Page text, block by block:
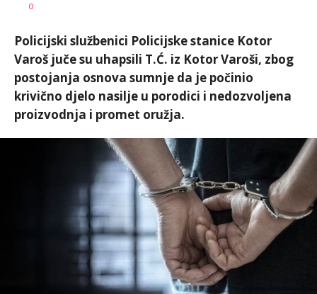
AUTOR
0
Policijski službenici Policijske stanice Kotor
Varoš juče su uhapsili T.Ć. iz Kotor Varoši, zbog
postojanja osnova sumnje da je počinio
krivično djelo nasilje u porodici i nedozvoljena
proizvodnja i promet oružja.